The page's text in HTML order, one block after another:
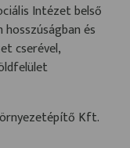
Intézet belső
és
cserével,
Kft.